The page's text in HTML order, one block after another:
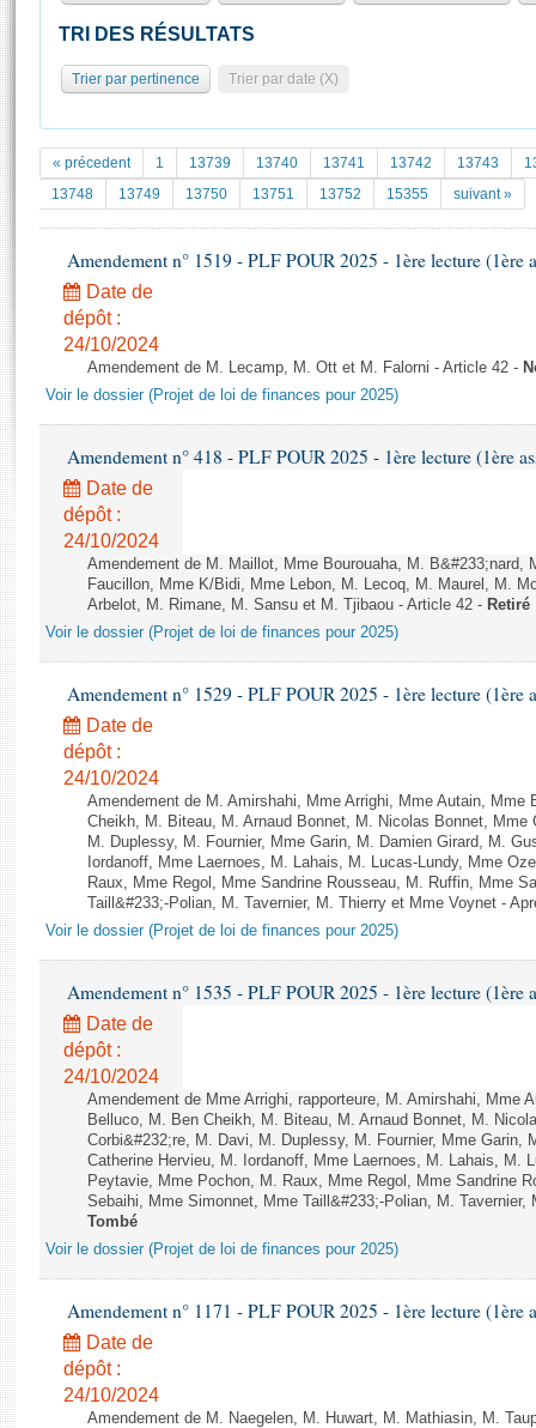
Pétitions
Documents parlementaires
Projets de loi
Propositions de loi
Amendements
Textes adoptés
Rapports d'information
Rapports sur l'application des lois
Baromètre de l’application des lois
Dossiers législatifs
Budget et sécurité sociale
Questions écrites et orales
Comptes rendus des débats
Statistiques et chiffres clés
Documents de référence
( Constitution | Règlement de l'Assemblée ... )
Histoire
Juniors
Anciennes législatures
Liens vers les sites publics
La Bibliothèque
Les archives
Contacts et plan d'accès
Photos libres de droit
TRI DES RÉSULTATS
Trier par pertinence Trier par date (X)
« précedent 1 13739 13740 13741 13742 13743
13748
13749 13750 13751 13752 15355 suivant »
Amendement n° 1519 - PLF POUR 2025 - 1ère lecture (1ère
Date de
dépôt :
24/10/2024
Amendement de M. Lecamp, M. Ott et M. Falorni - Article 42 -
Voir le dossier (Projet de loi de finances pour 2025)
Amendement n° 418 - PLF POUR 2025 - 1ère lecture (1ère
Date de
dépôt :
24/10/2024
Amendement de M. Maillot, Mme Bourouaha, M. B&#233;nard,
Faucillon, Mme K/Bidi, Mme Lebon, M. Lecoq, M. Maurel, M.
Arbelot, M. Rimane, M. Sansu et M. Tjibaou - Article 42 - Retiré
Voir le dossier (Projet de loi de finances pour 2025)
Amendement n° 1529 - PLF POUR 2025 - 1ère lecture (1ère
Date de
dépôt :
24/10/2024
Amendement de M. Amirshahi, Mme Arrighi, Mme Autain,
Cheikh, M. Biteau, M. Arnaud Bonnet, M. Nicolas Bonnet, Mme
M. Duplessy, M. Fournier, Mme Garin, M. Damien Girard, M.
Iordanoff, Mme Laernoes, M. Lahais, M. Lucas-Lundy, Mme
Raux, Mme Regol, Mme Sandrine Rousseau, M. Ruffin, Mme
Taill&#233;-Polian, M. Tavernier, M. Thierry et Mme Voynet -
Voir le dossier (Projet de loi de finances pour 2025)
Amendement n° 1535 - PLF POUR 2025 - 1ère lecture (1ère
Date de
dépôt :
24/10/2024
Amendement de Mme Arrighi, rapporteure, M. Amirshahi, Mme
Belluco, M. Ben Cheikh, M. Biteau, M. Arnaud Bonnet, M.
Corbi&#232;re, M. Davi, M. Duplessy, M. Fournier, Mme Garin,
Catherine Hervieu, M. Iordanoff, Mme Laernoes, M. Lahais, M.
Peytavie, Mme Pochon, M. Raux, Mme Regol, Mme Sandrine
Sebaihi, Mme Simonnet, Mme Taill&#233;-Polian, M.
Tombé
Voir le dossier (Projet de loi de finances pour 2025)
Amendement n° 1171 - PLF POUR 2025 - 1ère lecture (1ère
Date de
dépôt :
24/10/2024
Amendement de M. Naegelen, M. Huwart, M. Mathiasin, M.